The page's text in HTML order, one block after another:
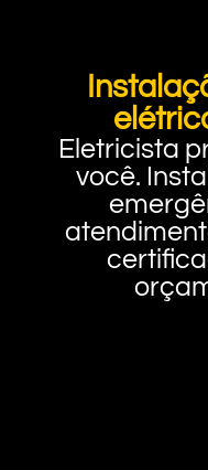
Eletricista
você.